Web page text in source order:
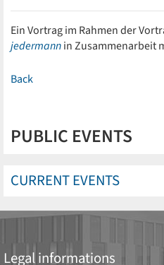
PUBLIC EVENTS
CURRENT EVENTS
Ein Vortrag im Rahmen der
jedermannin Zusammenarbeit
Back
Legal informations